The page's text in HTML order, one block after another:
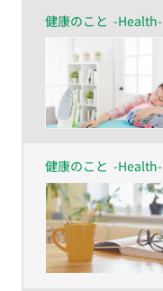
健康のこと -Health-
健康のこと -Health-